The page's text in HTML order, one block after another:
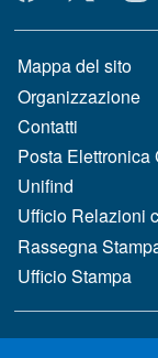
MENÙ FOOTER 1
Mappa del sito
Organizzazione
Contatti
Posta Elettronica
Unifind
Ufficio Relazioni
Rassegna
Ufficio Stampa
MENÙ FOOTER 2